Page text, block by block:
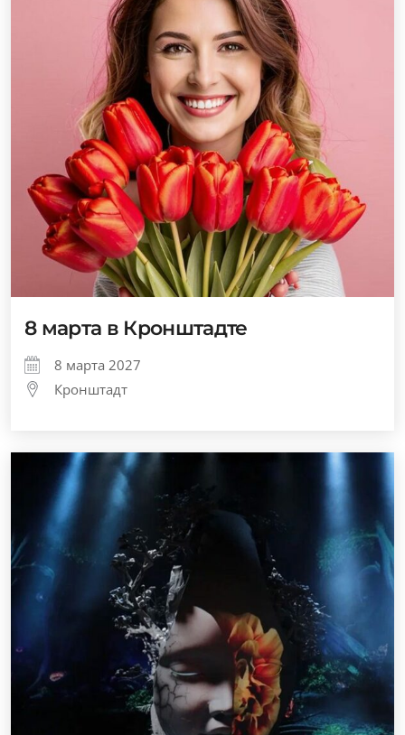
8 марта в Кронштадте
8 марта 2027
Кронштадт